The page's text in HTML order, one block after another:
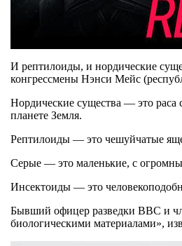
И рептилоиды, и нордические
конгрессмены Нэнси Мейс
Нордические существа — это раса
планете Земля.
Рептилоиды — это чешуйчатые
Серые — это маленькие, с
Инсектоиды — это
Бывший офицер разведки ВВС и
биологическими материалами»,